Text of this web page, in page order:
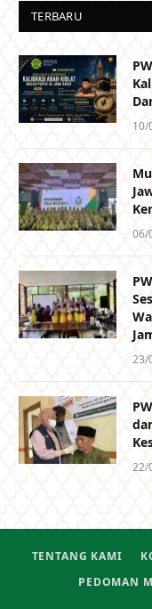
TERBARU
10/
06/
23/
22/
TENTANG KAMI
PEDOMAN